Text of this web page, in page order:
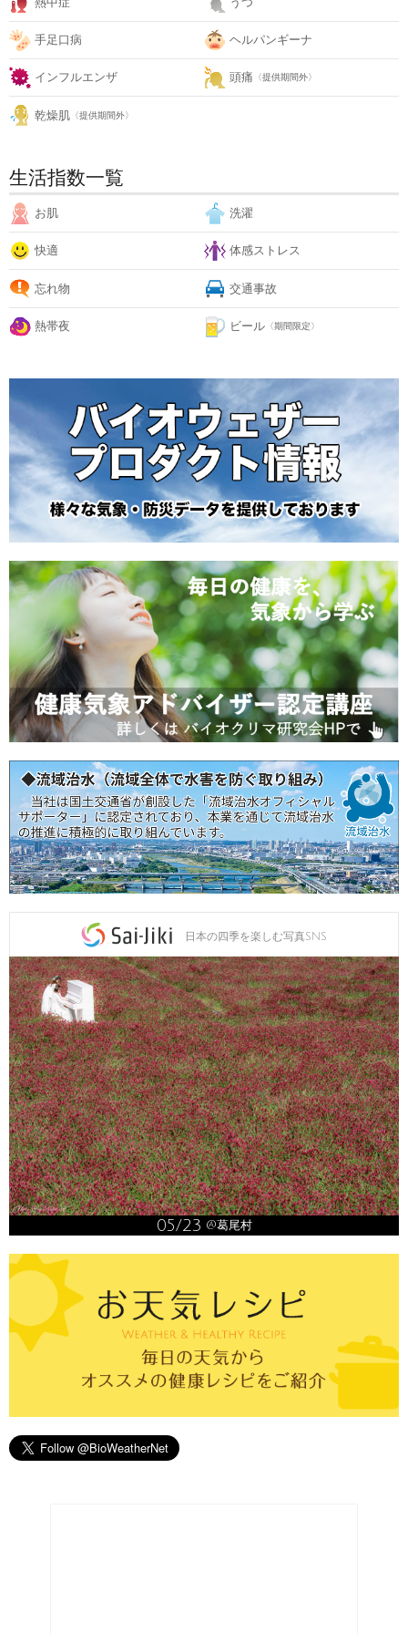
手足口病 ヘルパンギーナ
インフルエンザ 頭痛 〈提供期間外〉
乾燥肌 〈提供期間外〉
生活指数一覧
お肌 洗濯
快適 体感ストレス
忘れ物 交通事故
熱帯夜 ビール 〈期間限定〉
日本の四季を楽しむ写真SNS
05/23 @葛尾村